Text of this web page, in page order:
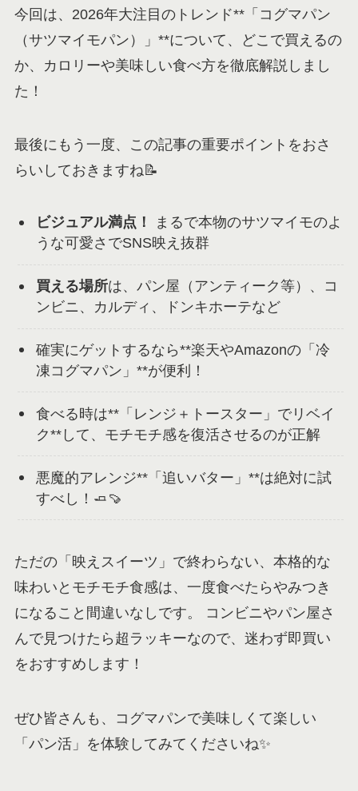
今回は、2026年大注目のトレンド**「コグマパン
（サツマイモパン）」**について、どこで買えるの
か、カロリーや美味しい食べ方を徹底解説しまし
た！
最後にもう一度、この記事の重要ポイントをおさ
らいしておきますね📝
ビジュアル満点！
まるで本物のサツマイモのよ
うな可愛さでSNS映え抜群
買える場所は、パン屋（アンティーク等）、コ
ンビニ、カルディ、ドンキホーテなど
確実にゲットするなら**楽天やAmazonの「冷
凍コグマパン」**が便利！
食べる時は**「レンジ＋トースター」でリベイ
ク**して、モチモチ感を復活させるのが正解
悪魔的アレンジ**「追いバター」**は絶対に試
すべし！🧈🍠
ただの「映えスイーツ」で終わらない、本格的な
味わいとモチモチ食感は、一度食べたらやみつき
になること間違いなしです。 コンビニやパン屋さ
んで見つけたら超ラッキーなので、迷わず即買い
をおすすめします！
ぜひ皆さんも、コグマパンで美味しくて楽しい
「パン活」を体験してみてくださいね✨